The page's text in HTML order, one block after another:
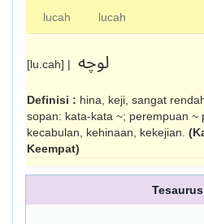
lucah lucah
[lu.cah] | لوچه
Definisi : hina, keji, sangat
sopan: kata-kata ~; perempuan ~
kecabulan, kehinaan, kekejian.
Keempat)
Tesaurus